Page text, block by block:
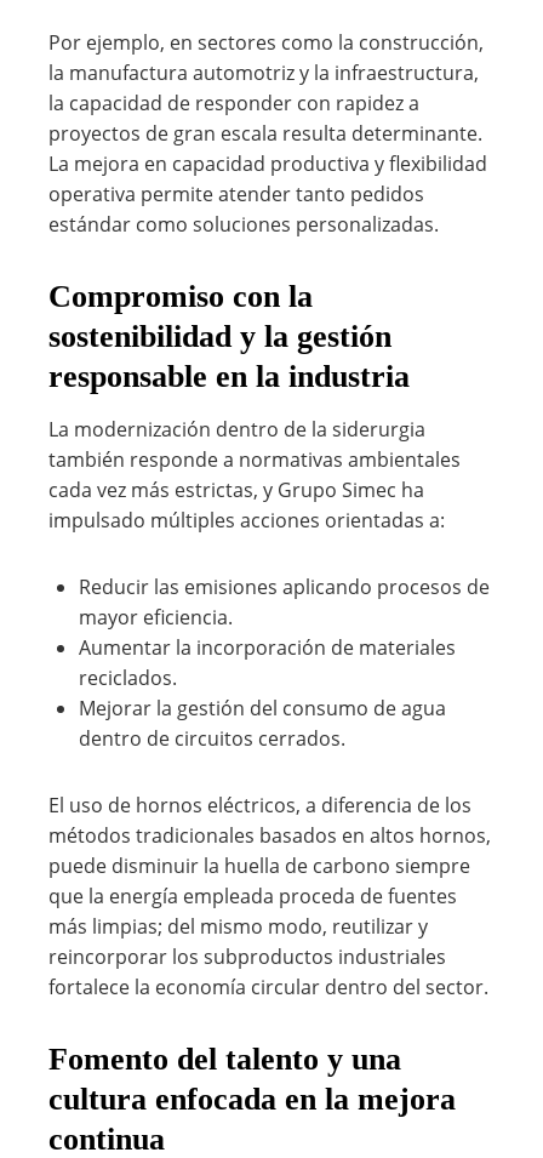
Por ejemplo, en sectores como la construcción,
la manufactura automotriz y la infraestructura,
la capacidad de responder con rapidez a
proyectos de gran escala resulta determinante.
La mejora en capacidad productiva y flexibilidad
operativa permite atender tanto pedidos
estándar como soluciones personalizadas.
Compromiso con la
sostenibilidad y la gestión
responsable en la industria
La modernización dentro de la siderurgia
también responde a normativas ambientales
cada vez más estrictas, y Grupo Simec ha
impulsado múltiples acciones orientadas a:
Reducir las emisiones aplicando procesos de
mayor eficiencia.
Aumentar la incorporación de materiales
reciclados.
Mejorar la gestión del consumo de agua
dentro de circuitos cerrados.
El uso de hornos eléctricos, a diferencia de los
métodos tradicionales basados en altos hornos,
puede disminuir la huella de carbono siempre
que la energía empleada proceda de fuentes
más limpias; del mismo modo, reutilizar y
reincorporar los subproductos industriales
fortalece la economía circular dentro del sector.
Fomento del talento y una
cultura enfocada en la mejora
continua